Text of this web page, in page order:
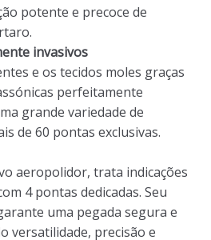
potente e precoce de
invasivos
e os tecidos moles graças
perfeitamente
grande variedade de
de 60 pontas exclusivas.
aeropolidor, trata indicações
4 pontas dedicadas. Seu
uma pegada segura e
versatilidade, precisão e